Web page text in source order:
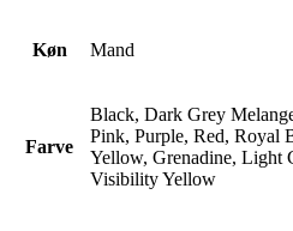
Køn Mand
Farve
Black, Dark Grey
Pink, Purple, Red, Royal
Yellow, Grenadine, Light
Visibility Yellow